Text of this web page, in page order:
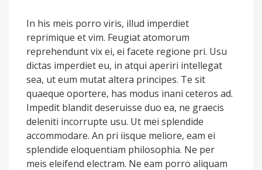
In his meis porro viris, illud imperdiet
reprimique et vim. Feugiat atomorum
reprehendunt vix ei, ei facete regione pri. Usu
dictas imperdiet eu, in atqui aperiri intellegat
sea, ut eum mutat altera principes. Te sit
quaeque oportere, has modus inani ceteros ad.
Impedit blandit deseruisse duo ea, ne graecis
deleniti incorrupte usu. Ut mei splendide
accommodare. An pri iisque meliore, eam ei
splendide eloquentiam philosophia. Ne per
meis eleifend electram. Ne eam porro aliquam